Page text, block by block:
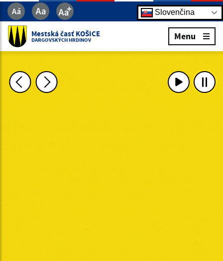
Slovenčina
Mestská časť KOŠICE
DARGOVSKÝCH HRDINOV Menu